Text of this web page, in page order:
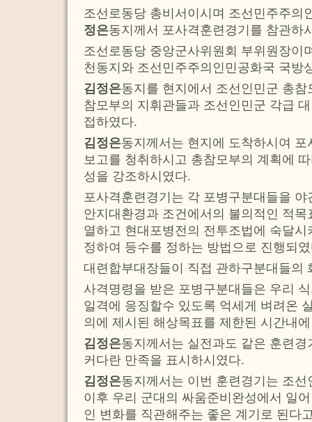
조선로동당 총비서이시며 조선민주주
정은동지께서 포사격훈련경기를 참관하
조선로동당 중앙군사위원회 부위원장이
천동지와 조선민주주의인민공화국 국방
김정은동지를 현지에서 조선인민군 총
참모부의 지휘관들과 조선인민군 각급
접하였다.
김정은동지께서는 현지에 도착하시여
보고를 청취하시고 총참모부의 계획에
성을 강조하시였다.
포사격훈련경기는 각 포병구분대들을
안지대환경과 조건에서의 불의적인 적
열하고 현대포병전의 전투조법에 숙달
정하여 등수를 정하는 방법으로 진행되
대련합부대장들이 직접 관하구분대들의
사격명령을 받은 포병구분대들은 우리
일격에 응징할수 있도록 억세게 벼려온
의에 제시된 해상목표를 제한된 시간내
김정은동지께서는 실전과도 같은 훈련
커다란 만족을 표시하시였다.
김정은동지께서는 이번 훈련경기는 조
이후 우리 군대의 싸움준비완성에서 일
인 변화를 직관해주는 좋은 계기로 된다